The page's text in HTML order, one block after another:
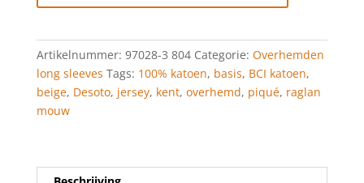
beige
OPTICS
aantal
Artikelnummer: 97028-3 804 Categorie: Overhemden
long sleeves Tags: 100% katoen, basis, BCI katoen,
beige, Desoto, jersey, kent, overhemd, piqué, raglan
mouw